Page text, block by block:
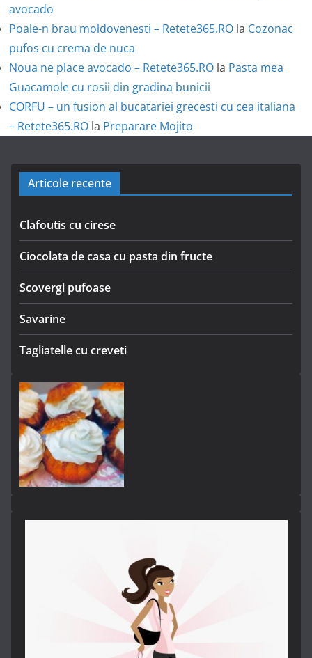
avocado
Poale-n brau moldovenesti – Retete365.RO la Cozonac
pufos cu crema de nuca
Noua ne place avocado – Retete365.RO la Pasta mea
Guacamole cu rosii din gradina bunicii
CORFU – un fusion al bucatariei grecesti cu cea italiana
– Retete365.RO la Preparare Mojito
Articole recente
Clafoutis cu cirese
Ciocolata de casa cu pasta din fructe
Scovergi pufoase
Savarine
Tagliatelle cu creveti